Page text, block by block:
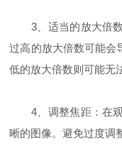
3、适当的放大倍数
过高的放大倍数可能会
低的放大倍数则可能无
4、调整焦距：在观
晰的图像。避免过度调